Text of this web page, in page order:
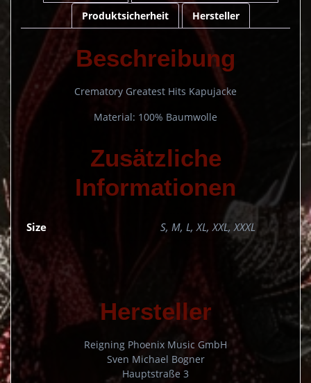
Produktsicherheit
Hersteller
Beschreibung
Crematory Greatest Hits Kapujacke
Material: 100% Baumwolle
Zusätzliche
Informationen
Size S, M, L, XL, XXL, XXXL
Hersteller
Reigning Phoenix Music GmbH
Sven Michael Bogner
Hauptstraße 3